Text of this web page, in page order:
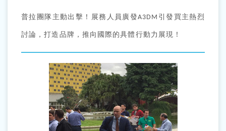
普拉團隊主動出擊！ 展務人員廣發A3DM 引發買主熱烈
討論，打造品牌，推向國際的具體行動力展現！